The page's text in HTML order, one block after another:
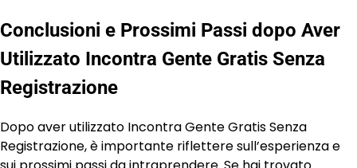
Conclusioni e Prossimi Passi dopo Aver
Utilizzato Incontra Gente Gratis Senza
Registrazione
Dopo aver utilizzato Incontra Gente Gratis Senza
Registrazione, è importante riflettere sull’esperienza e